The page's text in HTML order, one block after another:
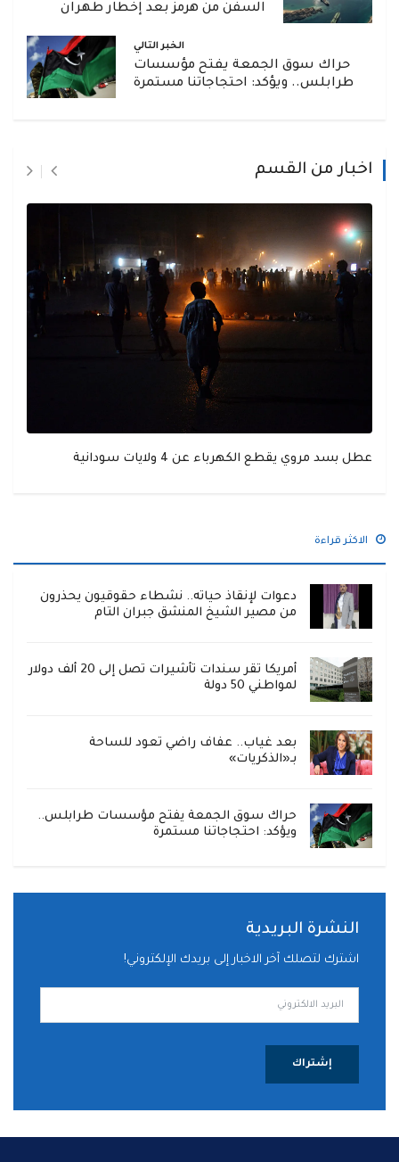
السفن من هرمز بعد إخطار طهران
الخبر التالي
حراك سوق الجمعة يفتح مؤسسات
طرابلس.. ويؤكد: احتجاجاتنا مستمرة
اخبار من القسم
عطل بسد مروي يقطع الكهرباء عن 4 ولايات سودانية
الاكثر قراءة
دعوات لإنقاذ حياته.. نشطاء حقوقيون يحذرون
من مصير الشيخ المنشق جبران التام
أمريكا تقر سندات تأشيرات تصل إلى 20 ألف دولار
لمواطني 50 دولة
بعد غياب.. عفاف راضي تعود للساحة
بـ«الذكريات»
حراك سوق الجمعة يفتح مؤسسات طرابلس..
ويؤكد: احتجاجاتنا مستمرة
النشرة البريدية
اشترك لتصلك آخر الاخبار إلى بريدك الإلكتروني!
إشتراك